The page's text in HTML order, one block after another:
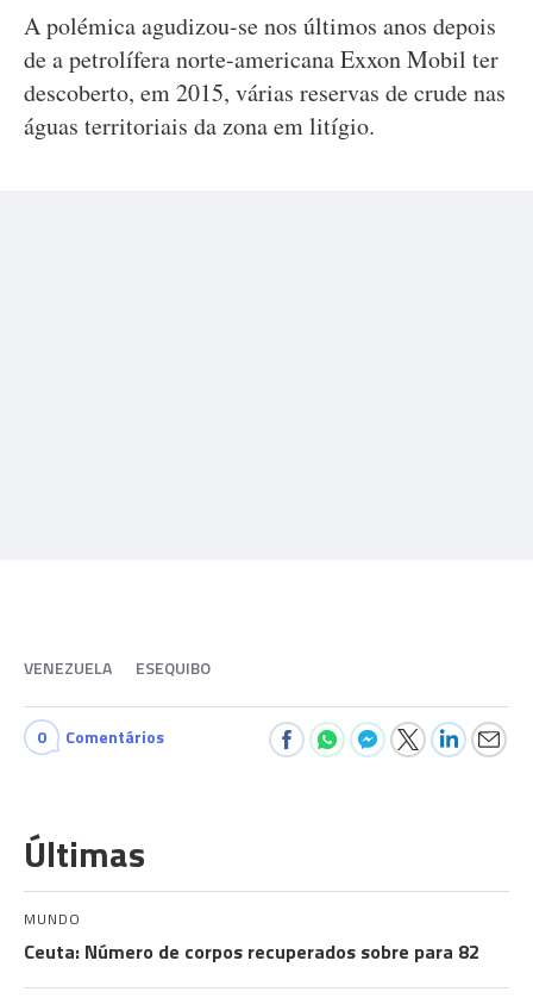
A polémica agudizou-se nos últimos anos depois
de a petrolífera norte-americana Exxon Mobil ter
descoberto, em 2015, várias reservas de crude nas
águas territoriais da zona em litígio.
VENEZUELA ESEQUIBO
0 Comentários
Últimas
MUNDO
Ceuta: Número de corpos recuperados sobre para 82